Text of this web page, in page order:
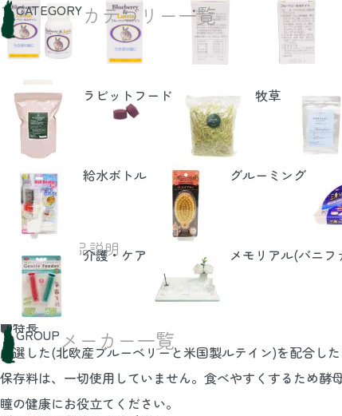
CATEGORYカテゴリー一覧
ラビットフード 牧草
給水ボトル グルーミング
介護・ケア メモリアル(バニフ
GROUPメーカー一覧
商品説明
■特長
厳選した(北欧産ブルーベリーと米国製ルテイン)を配合し
保存料は、一切使用していません。食べやすくするため酵
瞳の健康にお役立てください。